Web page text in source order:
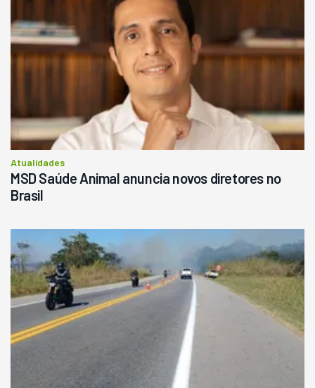
Atualidades
MSD Saúde Animal anuncia novos diretores no
Brasil